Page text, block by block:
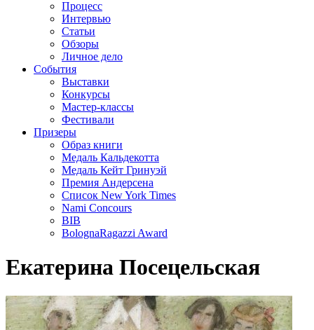
Процесс
Интервью
Статьи
Обзоры
Личное дело
События
Выставки
Конкурсы
Мастер-классы
Фестивали
Призеры
Образ книги
Медаль Кальдекотта
Медаль Кейт Гринуэй
Премия Андерсена
Список New York Times
Nami Concours
BIB
BolognaRagazzi Award
Екатерина Посецельская